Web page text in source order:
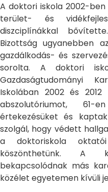
A doktori iskola 2002-
terület- és
diszciplínákkal
Bizottság ugyanebben
gazdálkodás- és
sorolta. A doktori
Gazdaságtudományi
Iskolában 2002 és
abszolutóriumot,
értekezésüket és
szolgál, hogy védett
a doktoriskola
köszönthetünk. A
bekapcsolódnak más
közélet egyetemen kívüli